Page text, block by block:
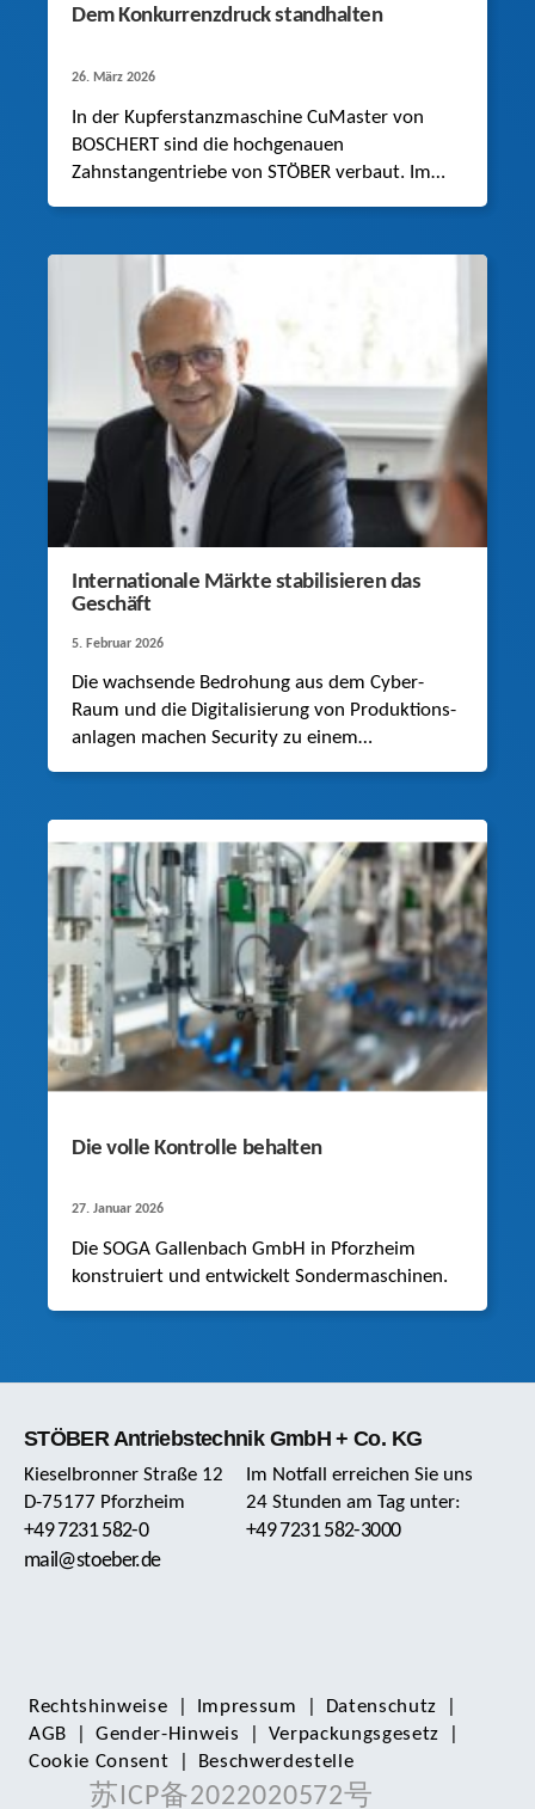
Dem Konkurrenzdruck standhalten
26. März 2026
In der Kupferstanzmaschine CuMaster von
BOSCHERT sind die hochgenauen
Zahnstangentriebe von STÖBER verbaut. Im
Internationale Märkte stabilisieren das
Geschäft
5. Februar 2026
Die wachsende Bedrohung aus dem Cyber-
Raum und die Digitalisierung von Produk­tions­
anlagen machen Security zu einem
Die volle Kontrolle behalten
27. Januar 2026
Die SOGA Gallenbach GmbH in Pforzheim
konstruiert und entwickelt Sondermaschinen.
STÖBER Antriebstechnik GmbH + Co. KG
Kieselbronner Straße 12
D-75177 Pforzheim
+49 7231 582-0
mail@stoeber.de
Im Notfall erreichen Sie uns
24 Stunden am Tag unter:
+49 7231 582-3000
Rechts­hinweise Impressum Daten­schutz
AGB
Gender-Hinweis Verpackungsgesetz
Cookie Consent
Beschwerdestelle
苏ICP备2022020572号